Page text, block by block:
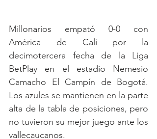
Millonarios empató 0-0 con
América de Cali por la
decimotercera fecha de la Liga
BetPlay en el estadio Nemesio
Camacho El Campín de Bogotá.
Los azules se mantienen en la parte
alta de la tabla de posiciones, pero
no tuvieron su mejor juego ante los
vallecaucanos.